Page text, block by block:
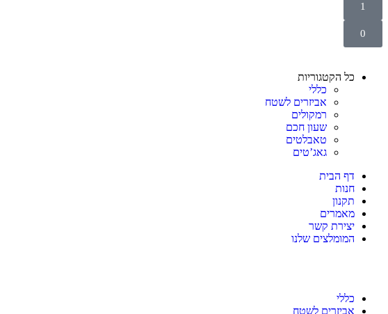
שם משתמש או כתובת אימייל
סיסמא
שכחתי סיסמא!
1
סל הקניות
Return To Shop
העגלה שלי (0)
מעבר לסל הקניותלתשלום
Congratulations! You've got free shipping.
0
כל הקטגוריות
כללי
אביזרים לשטח
רמקולים
שעון חכם
טאבלטים
גאג’טים
דף הבית
חנות
תקנון
מאמרים
יצירת קשר
המומלצים שלנו
כללי
אביזרים לשטח